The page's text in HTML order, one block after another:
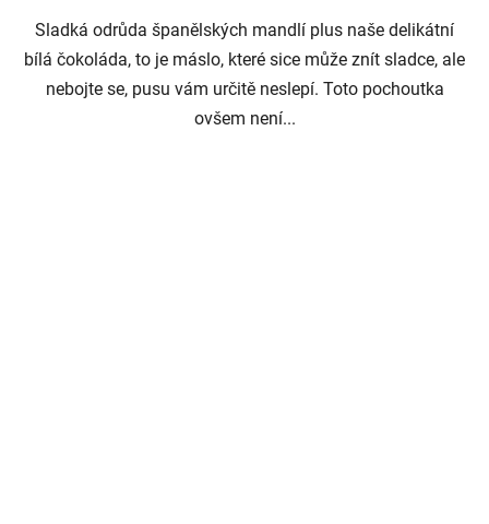
Sladká odrůda španělských mandlí plus naše delikátní
bílá čokoláda, to je máslo, které sice může znít sladce, ale
nebojte se, pusu vám určitě neslepí. Toto pochoutka
ovšem není...